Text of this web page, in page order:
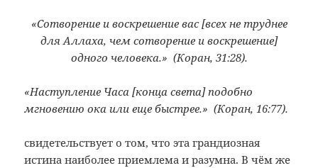
«Сотворение и воскрешение вас [всех не труднее
для Аллаха, чем сотворение и воскрешение]
одного человека.» (Коран, 31:28).
«Наступление Часа [конца света] подобно
мгновению ока или еще быстрее.» (Коран, 16:77).
свидетельствует о том, что эта грандиозная
истина наиболее приемлема и разумна. В чём же